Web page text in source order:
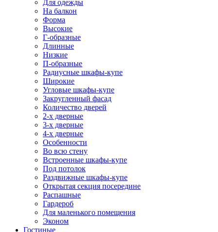
Для одежды
На балкон
Форма
Высокие
Г-образные
Длинные
Низкие
П-образные
Радиусные шкафы-купе
Широкие
Угловые шкафы-купе
Закругленный фасад
Количество дверей
2-х дверные
3-х дверные
4-х дверные
Особенности
Во всю стену
Встроенные шкафы-купе
Под потолок
Раздвижные шкафы-купе
Открытая секция посередине
Распашные
Гардероб
Для маленького помещения
Эконом
Гостиные